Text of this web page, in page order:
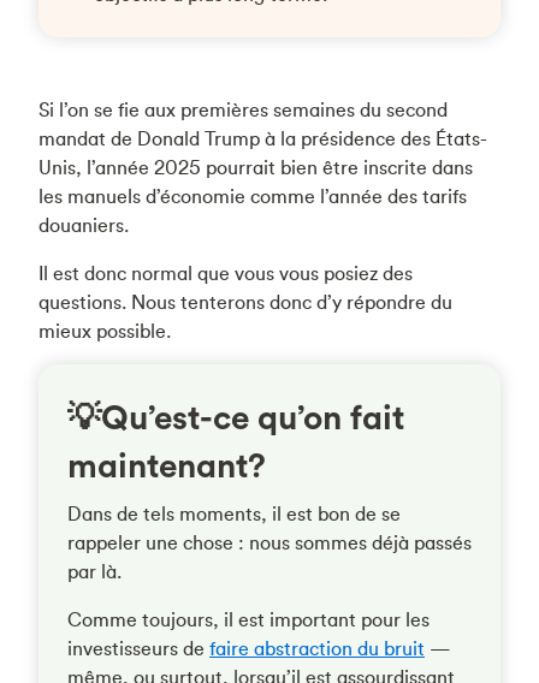
Si l’on se fie aux premières semaines du second
mandat de Donald Trump à la présidence des États-
Unis, l’année 2025 pourrait bien être inscrite dans
les manuels d’économie comme l’année des tarifs
douaniers.
Il est donc normal que vous vous posiez des
questions. Nous tenterons donc d’y répondre du
mieux possible.
💡Qu’est-ce qu’on fait
maintenant?
Dans de tels moments, il est bon de se
rappeler une chose : nous sommes déjà passés
par là.
Comme toujours, il est important pour les
investisseurs de faire abstraction du bruit —
même, ou surtout, lorsqu’il est assourdissant